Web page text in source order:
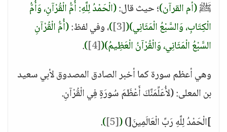
ﷺ(أم القرآن)؛ حيث قال:(الْحَمْدُ لِلَّهِ: أُمُّ الْقُرْآنِ، وَأُمُّ
الْكِتَابِ، وَالسَّبْعُ الْمَثَانِي)(
[3]
)، وفي لفظ:(أُمُّ الْقُرْآنِ
السَّبْعُ الْمَثَانِي، وَالْقُرْآنُ الْعَظِيمُ)(
[4]
)
.
وهي أعظم سورة كما أخبر الصادق المصدوق لأبي سعيد
بن المعلى: (لأُعَلِّمَنَّكَ أَعْظَمَ سُورَةٍ فِي الْقُرْآنِ.
]الْحَمْدُ لِلَّهِ رَبِّ الْعَالَمِينَ[)(
[5]
)
.